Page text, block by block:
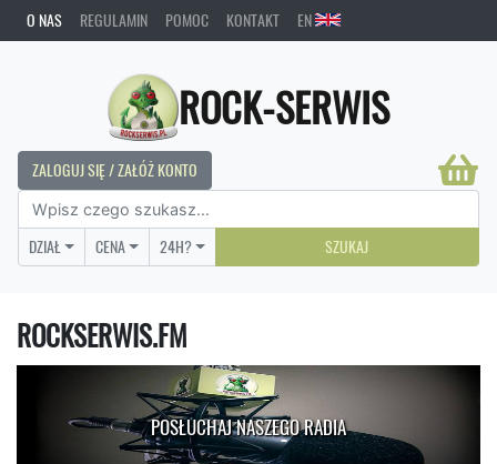
O NAS REGULAMIN POMOC KONTAKT EN
ROCK-SERWIS
ZALOGUJ SIĘ / ZAŁÓŻ KONTO
DZIAŁ CENA 24H? SZUKAJ
ROCKSERWIS.FM
POSŁUCHAJ NASZEGO RADIA